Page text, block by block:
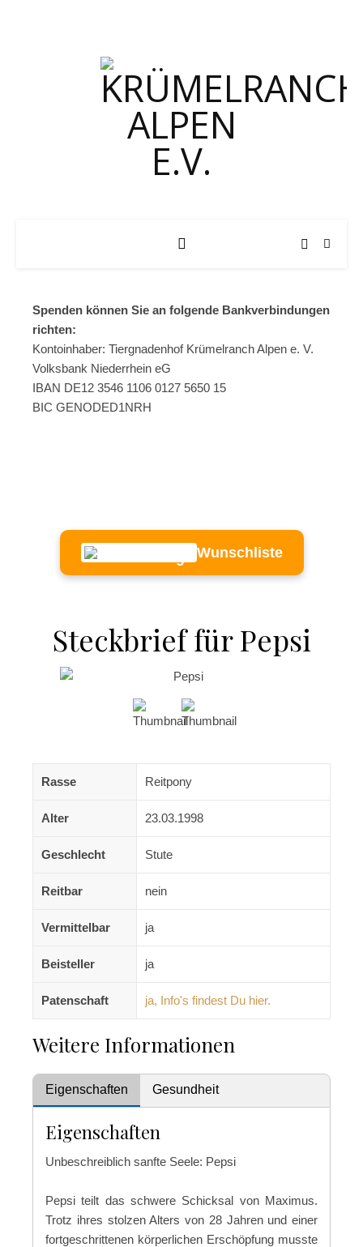
Spenden können Sie an folgende Bankverbindungen
richten:
Kontoinhaber: Tiergnadenhof Krümelranch Alpen e. V.
Volksbank Niederrhein eG
IBAN DE12 3546 1106 0127 5650 15
BIC GENODED1NRH
Wunschliste
Steckbrief für Pepsi
Rasse Reitpony
Alter 23.03.1998
Geschlecht Stute
Reitbar nein
Vermittelbar ja
Beisteller ja
Patenschaft ja, Info's findest Du hier.
Weitere Informationen
Eigenschaften Gesundheit
Eigenschaften
Unbeschreiblich sanfte Seele: Pepsi
Pepsi teilt das schwere Schicksal von Maximus.
Trotz ihres stolzen Alters von 28 Jahren und einer
fortgeschrittenen körperlichen Erschöpfung musste